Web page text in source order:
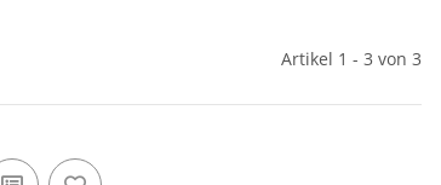
Artikel 1 - 3 von 3